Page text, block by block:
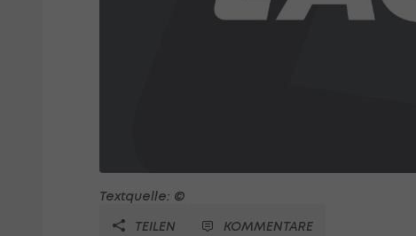
Textquelle: ©
TEILEN
KOMMENTARE